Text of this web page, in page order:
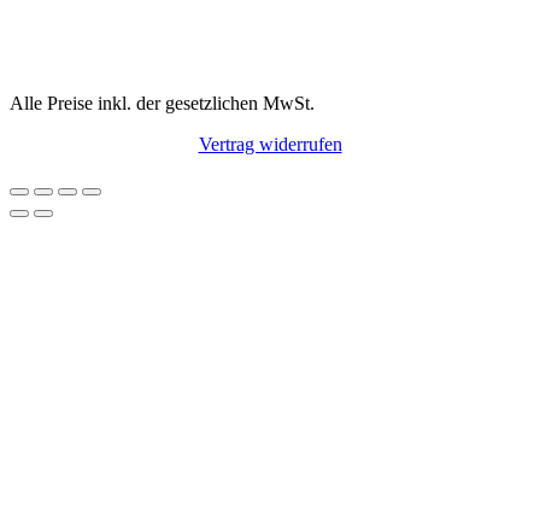
Alle Preise inkl. der gesetzlichen MwSt.
Vertrag widerrufen